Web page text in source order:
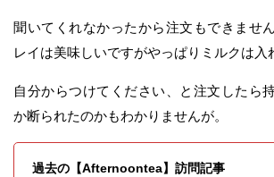
聞いてくれなかったから注文もできませ
レイは美味しいですがやっぱりミルクは入
自分からつけてください、と注文したら
か断られたのかもわかりませんが。
過去の【Afternoontea】訪問記事